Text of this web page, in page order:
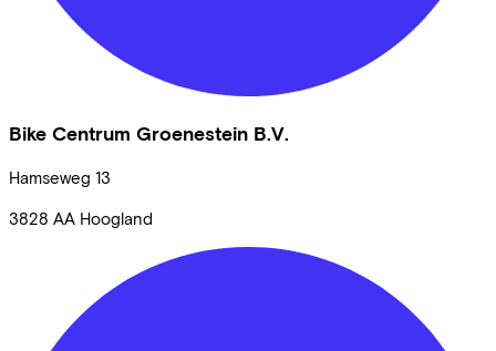
Bike Centrum Groenestein B.V.
Hamseweg 13
3828 AA Hoogland